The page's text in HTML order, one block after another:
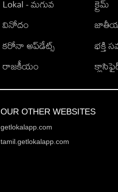
Lokal - మగువ
వినోదం
కరోనా అప్‌డేట్స్
రాజకీయం
క్రైమ్
భక్తి
OUR OTHER WEBSITES
getlokalapp.com
tamil.getlokalapp.com